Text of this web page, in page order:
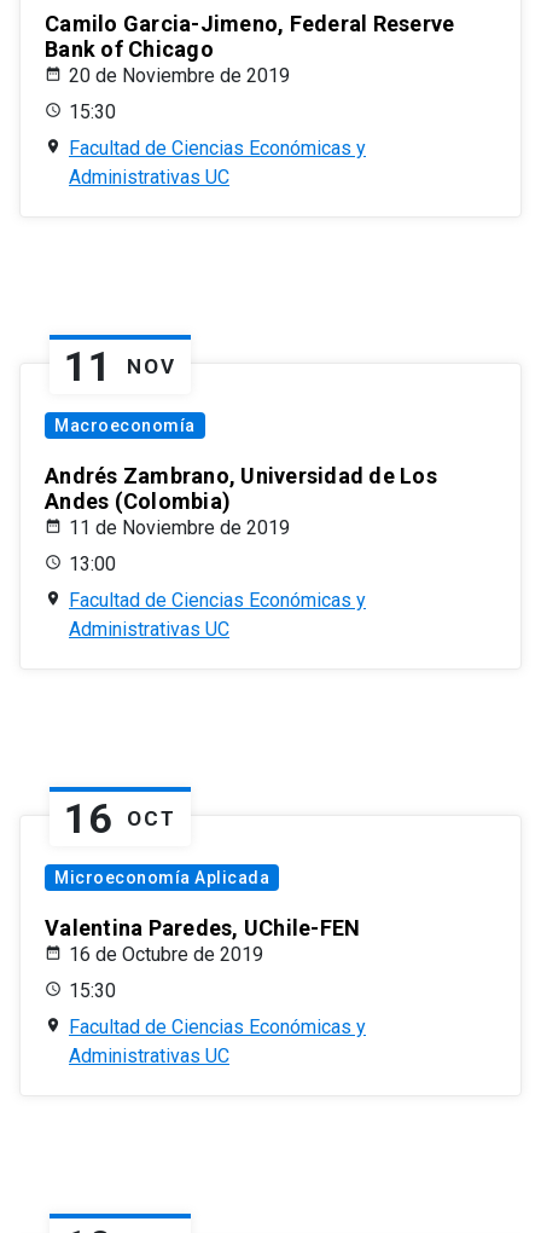
Camilo Garcia-Jimeno, Federal Reserve
Bank of Chicago
20 de Noviembre de 2019
15:30
Facultad de Ciencias Económicas y
Administrativas UC
11 NOV
Macroeconomía
Andrés Zambrano, Universidad de Los
Andes (Colombia)
11 de Noviembre de 2019
13:00
Facultad de Ciencias Económicas y
Administrativas UC
16 OCT
Microeconomía Aplicada
Valentina Paredes, UChile-FEN
16 de Octubre de 2019
15:30
Facultad de Ciencias Económicas y
Administrativas UC